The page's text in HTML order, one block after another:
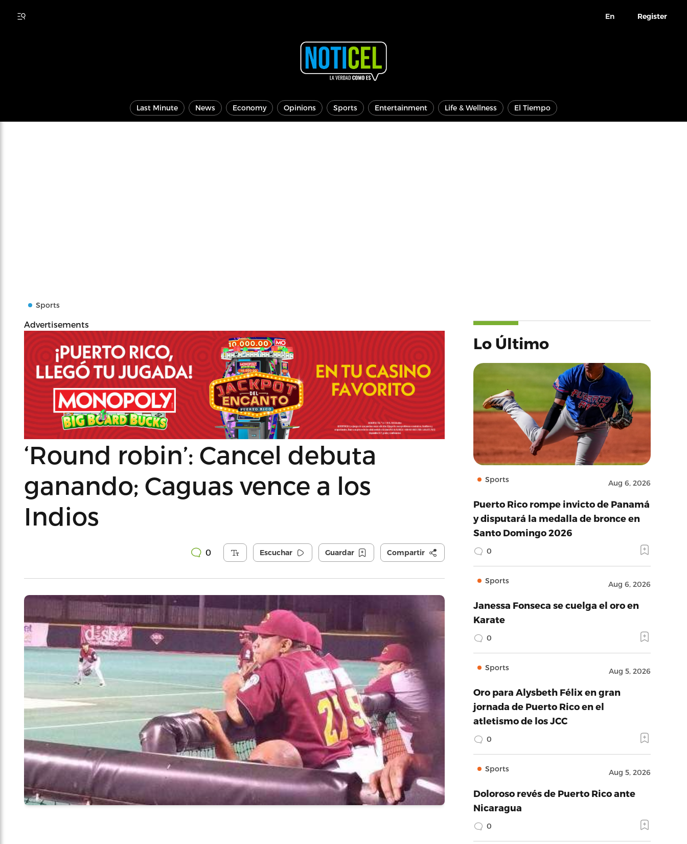
En Register
Last Minute News Economy Opinions Sports Entertainment Life & Wellness El Tiempo
Sports
Advertisements
‘Round robin’: Cancel debuta
ganando; Caguas vence a los
Indios
0 Escuchar Guardar Compartir
Lo Último
Sports Aug 6, 2026
Puerto Rico rompe invicto de Panamá
y disputará la medalla de bronce en
Santo Domingo 2026
0
Sports Aug 6, 2026
Janessa Fonseca se cuelga el oro en
Karate
0
Sports Aug 5, 2026
Oro para Alysbeth Félix en gran
jornada de Puerto Rico en el
atletismo de los JCC
0
Sports Aug 5, 2026
Doloroso revés de Puerto Rico ante
Nicaragua
0